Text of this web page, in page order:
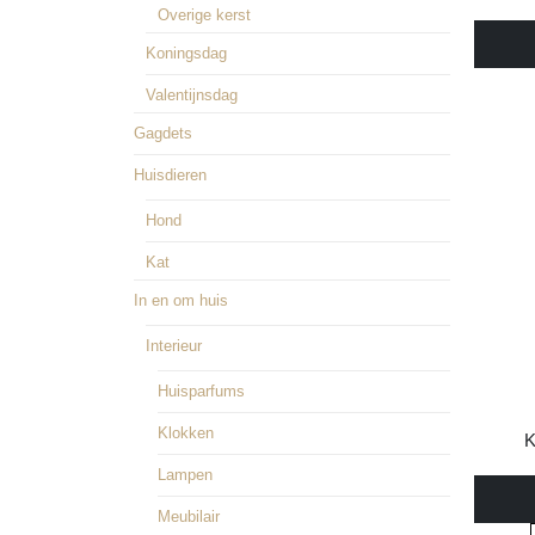
Overige kerst
Koningsdag
Valentijnsdag
Gagdets
Huisdieren
Hond
Kat
In en om huis
Interieur
Huisparfums
Klokken
Lampen
Meubilair